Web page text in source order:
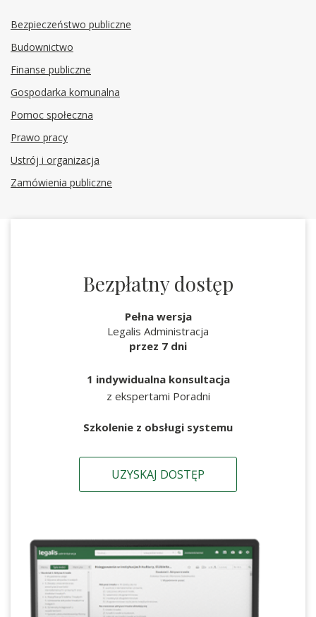
Bezpieczeństwo publiczne
Budownictwo
Finanse publiczne
Gospodarka komunalna
Pomoc społeczna
Prawo pracy
Ustrój i organizacja
Zamówienia publiczne
Bezpłatny dostęp
Pełna wersja
Legalis Administracja
przez 7 dni
1 indywidualna konsultacja
z ekspertami Poradni
Szkolenie z obsługi systemu
UZYSKAJ DOSTĘP